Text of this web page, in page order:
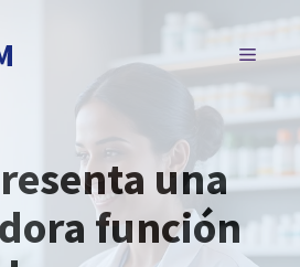
MENÚ
una
función